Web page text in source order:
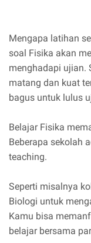
Mengapa latihan
soal Fisika akan
menghadapi ujian.
matang dan kuat
bagus untuk lulus
Belajar Fisika
Beberapa sekolah
teaching.
Seperti misalnya
Biologi untuk
Kamu bisa
belajar bersama